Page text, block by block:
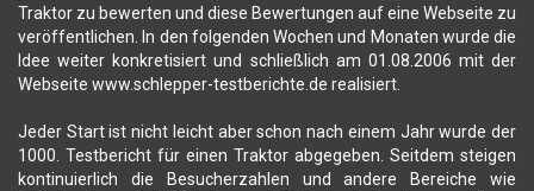
Traktor zu bewerten und diese Bewertungen auf eine Webseite zu
veröffentlichen. In den folgenden Wochen und Monaten wurde die
Idee weiter konkretisiert und schließlich am 01.08.2006 mit der
Webseite www.schlepper-testberichte.de realisiert.
Jeder Start ist nicht leicht aber schon nach einem Jahr wurde der
1000. Testbericht für einen Traktor abgegeben. Seitdem steigen
kontinuierlich die Besucherzahlen und andere Bereiche wie